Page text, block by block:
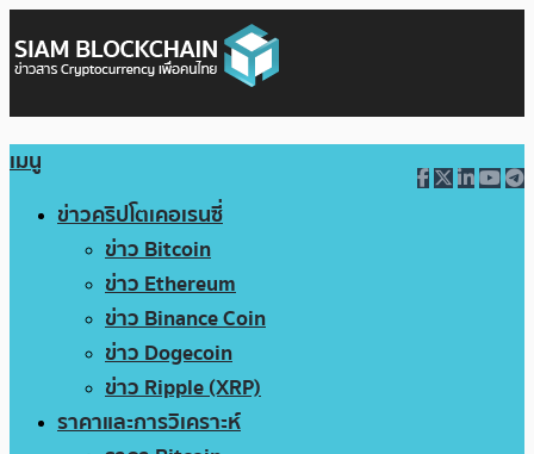
เมนู
ข่าวคริปโตเคอเรนซี่
ข่าว Bitcoin
ข่าว Ethereum
ข่าว Binance Coin
ข่าว Dogecoin
ข่าว Ripple (XRP)
ราคาและการวิเคราะห์